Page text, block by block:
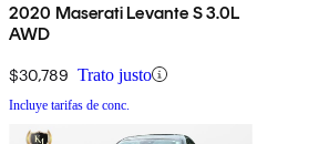
2020 Maserati Levante S 3.0L
AWD
$30,789 Trato justo
Incluye tarifas de conc.